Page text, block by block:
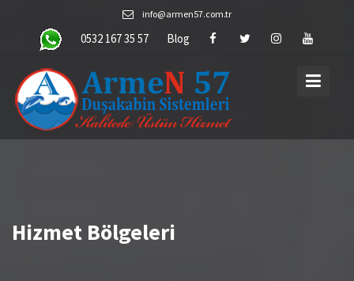
content
info@armen57.com.tr
0532 167 35 57 Blog
Hizmet Bölgeleri